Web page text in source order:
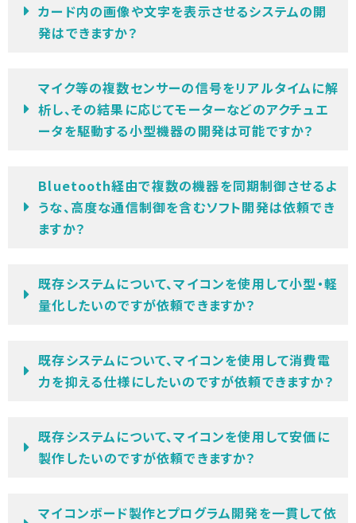
カード内の画像や文字を表示させるシステムの開
発はできますか？
マイク等の複数センサーの信号をリアルタイムに解
析し、その結果に応じてモーターなどのアクチュエ
ータを駆動する小型機器の開発は可能ですか？
Bluetooth経由で複数の機器を同期制御させるよ
うな、高度な通信制御を含むソフト開発は依頼でき
ますか？
既存システムについて、マイコンを使用して小型・軽
量化したいのですが依頼できますか？
既存システムについて、マイコンを使用して消費電
力を抑える仕様にしたいのですが依頼できますか？
既存システムについて、マイコンを使用して安価に
製作したいのですが依頼できますか？
マイコンボード製作とプログラム開発を一貫して依